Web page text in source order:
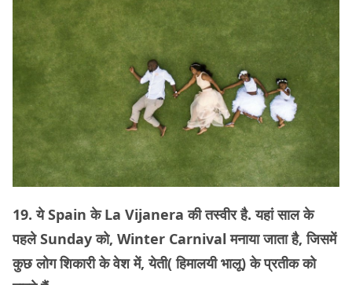
19. ये Spain के La Vijanera की तस्वीर है. यहां साल के
पहले Sunday को, Winter Carnival मनाया जाता है, जिसमें
कुछ लोग शिकारी के वेश में, येती( हिमालयी भालू) के प्रतीक को